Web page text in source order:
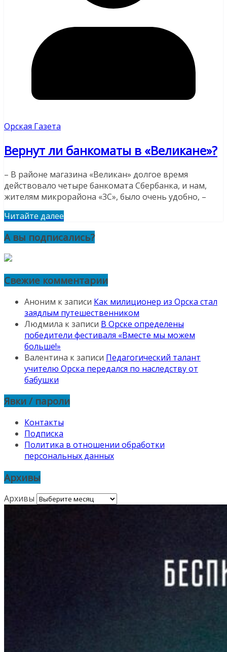
Орская Газета
Вернут ли банкоматы в «Великане»?
– В районе магазина «Великан» долгое время
действовало четыре банкомата Сбербанка, и нам,
жителям микрорайона «3С», было очень удобно, –
Читайте далее
А вы подписались?
Свежие комментарии
Аноним к записи Как милиционер из Орска стал
заядлым путешественником
Людмила к записи В Орске определены
победители фестиваля «Вместе мы можем
больше!»
Валентина к записи Педагогический талант
учителю Орска передался по наследству от
бабушки
Явки / пароли
Контакты
Подписка
Политика в отношении обработки
персональных данных
Архивы
Архивы